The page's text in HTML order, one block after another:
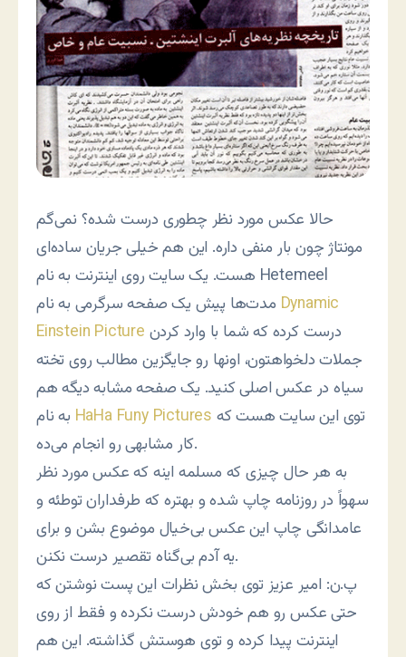
حالا عکس مورد نظر چطوری درست شده؟ نمی‌گم
مونتاژ چون بار منفی داره. این هم خیلی جریان ساده‌ای
هست. یک سایت روی اینترنت به نام Hetemeel
Dynamic
Einstein Picture
جملات دلخواهتون، اونها رو جایگزین مطالب روی تخته
سیاه در عکس اصلی کنید. یک صفحه مشابه دیگه هم
HaHa Funy Pictures
کار مشابهی رو انجام می‌ده.
به هر حال چیزی که مسلمه اینه که عکس مورد نظر
سهواً در روزنامه چاپ شده و بهتره که طرفداران توطئه و
عامدانگی چاپ این عکس بی‌خیال موضوع بشن و برای
یه آدم بی‌گناه تقصیر درست نکنن.
پ.ن: امیر عزیز توی بخش نظرات این پست نوشتن که
حتی عکس رو هم خودش درست نکرده و فقط از روی
اینترنت پیدا کرده و توی هوستش گذاشته. این هم